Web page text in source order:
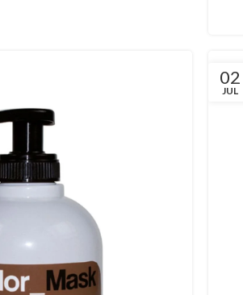
02
JUL